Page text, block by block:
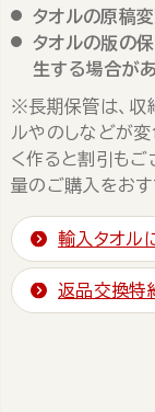
タオルの原稿
タオルの版の
生する場合があ
※長期保管は、収
ルやのしなどが変
く作ると割引もご
量のご購入をおす
輸入タオル
返品交換特